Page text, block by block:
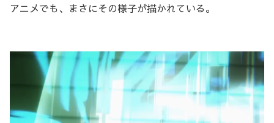
アニメでも、まさにその様子が描かれている。